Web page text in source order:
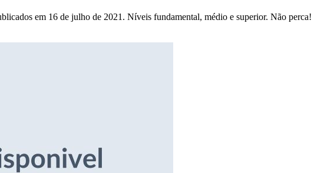
em 16 de julho de 2021. Níveis fundamental, médio e superior. Não perca!